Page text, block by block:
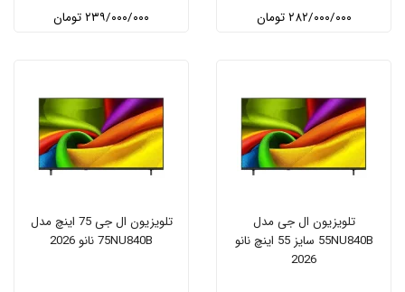
۲۸۲/۰۰۰/۰۰۰ تومان ۲۳۹/۰۰۰/۰۰۰ تومان
تلویزیون ال جی مدل
55NU840B سایز 55 اینچ نانو
2026
تلویزیون ال جی 75 اینچ مدل
75NU840B نانو 2026